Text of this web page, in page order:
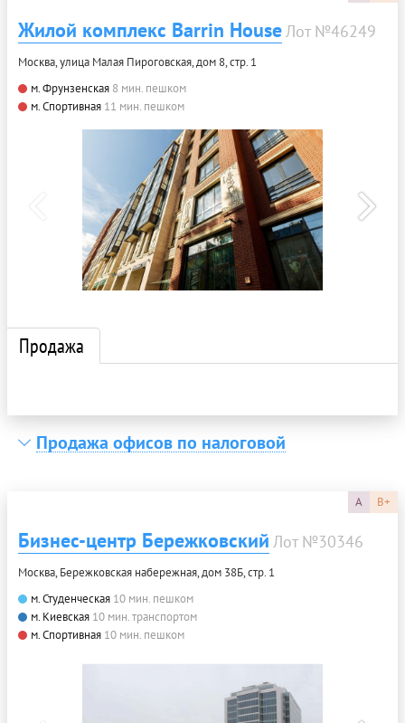
Жилой комплекс Barrin HouseЛот №46249
Москва, улица Малая Пироговская, дом 8, стр. 1
м. Фрунзенская 8 мин. пешком
м. Спортивная 11 мин. пешком
Продажа
Продажа офисов по налоговой
A B+
Бизнес-центр Бережковский Лот №30346
Москва, Бережковская набережная, дом 38Б, стр. 1
м. Студенческая 10 мин. пешком
м. Киевская 10 мин. транспортом
м. Спортивная 10 мин. пешком